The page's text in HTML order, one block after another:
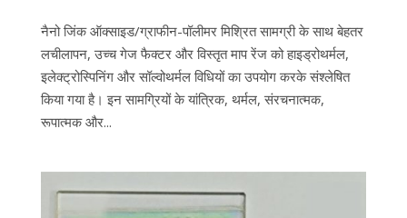
नैनो जिंक ऑक्साइड/ग्राफीन-पॉलीमर मिश्रित सामग्री के साथ बेहतर
लचीलापन, उच्च गेज फैक्टर और विस्तृत माप रेंज को हाइड्रोथर्मल,
इलेक्ट्रोस्पिनिंग और सॉल्वोथर्मल विधियों का उपयोग करके संश्लेषित
किया गया है। इन सामग्रियों के यांत्रिक, थर्मल, संरचनात्मक,
रूपात्मक और...